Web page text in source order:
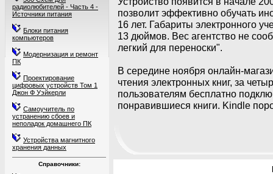
радиолюбителей - Часть 4 -
Источники питания
Блоки питания
компьютеров
Модернизация и ремонт
ПК
Проектирование
цифровых устройств Том 1
Джон Ф Уэйкерли
Самоучитель по
устранению сбоев и
неполадок домашнего ПК
Устройства магнитного
хранения данных
Справочники:
позволит эффективно обучать
16 лет. Габариты электронного
13 дюймов. Вес агентство не
легкий для переноски".
В середине ноября онлайн-
чтения электронных книг, за
пользователям бесплатно
понравившиеся книги. Kindle